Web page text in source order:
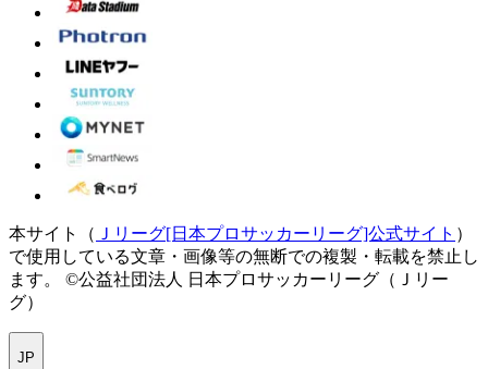
本サイト（ Ｊリーグ[日本プロサッカーリーグ]公式サイト ）
で使用している文章・画像等の無断での複製・転載を禁止し
ます。
©公益社団法人 日本プロサッカーリーグ（Ｊリー
グ）
JP